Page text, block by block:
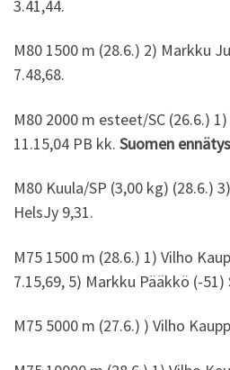
3.41,44.
M80 1500 m (28.6.) 2) Markku
7.48,68.
M80 2000 m esteet/SC (26.6.)
11.15,04 PB kk. Suomen ennätys
M80 Kuula/SP (3,00 kg) (28.6.)
HelsJy 9,31.
M75 1500 m (28.6.) 1) Vilho
7.15,69, 5) Markku Pääkkö (-51)
M75 5000 m (27.6.) ) Vilho